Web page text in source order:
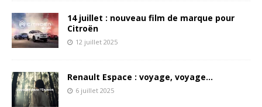
14 juillet : nouveau film de marque pour
Citroën
12 juillet 2025
Renault Espace : voyage, voyage…
6 juillet 2025